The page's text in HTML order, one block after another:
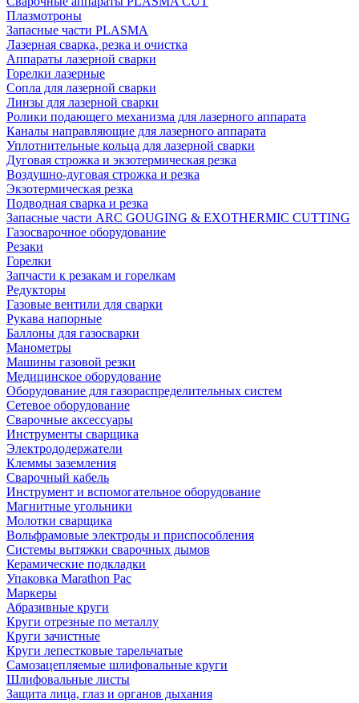
Плазмотроны
Запасные части PLASMA
Лазерная сварка, резка и очистка
Аппараты лазерной сварки
Горелки лазерные
Сопла для лазерной сварки
Линзы для лазерной сварки
Ролики подающего механизма для лазерного аппарата
Каналы направляющие для лазерного аппарата
Уплотнительные кольца для лазерной сварки
Дуговая строжка и экзотермическая резка
Воздушно-дуговая строжка и резка
Экзотермическая резка
Подводная сварка и резка
Запасные части ARC GOUGING & EXOTHERMIC CUTTING
Газосварочное оборудование
Резаки
Горелки
Запчасти к резакам и горелкам
Редукторы
Газовые вентили для сварки
Рукава напорные
Баллоны для газосварки
Манометры
Машины газовой резки
Медицинское оборудование
Оборудование для газораспределительных систем
Сетевое оборудование
Сварочные аксессуары
Инструменты сварщика
Электрододержатели
Клеммы заземления
Сварочный кабель
Инструмент и вспомогательное оборудование
Магнитные угольники
Молотки сварщика
Вольфрамовые электроды и приспособления
Системы вытяжки сварочных дымов
Керамические подкладки
Упаковка Marathon Pac
Маркеры
Абразивные круги
Круги отрезные по металлу
Круги зачистные
Круги лепестковые тарельчатые
Самозацепляемые шлифовальные круги
Шлифовальные листы
Защита лица, глаз и органов дыхания